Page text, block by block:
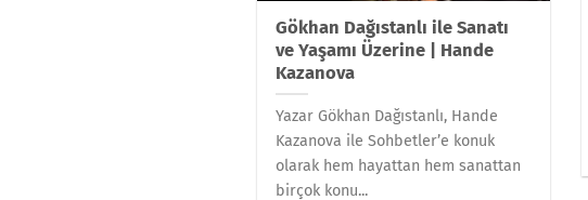
Gökhan Dağıstanlı ile Sanatı
ve Yaşamı Üzerine | Hande
Kazanova
Yazar Gökhan Dağıstanlı, Hande
Kazanova ile Sohbetler’e konuk
olarak hem hayattan hem sanattan
birçok konu...